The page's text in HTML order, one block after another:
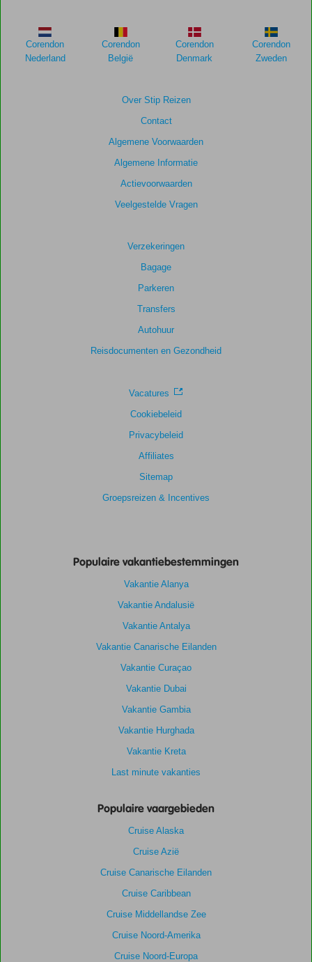
weergegeven
om
de
9,6
Kamers
8,4
Over Stip Reizen
Contact
Algemene Voorwaarden
Algemene Informatie
Actievoorwaarden
Veelgestelde Vragen
Verzekeringen
Bagage
Parkeren
Transfers
Autohuur
Reisdocumenten en Gezondheid
Vacatures
Cookiebeleid
Privacybeleid
Affiliates
Sitemap
Groepsreizen & Incentives
Corendon
Nederland
Corendon
België
Corendon
Denmark
Corendon
Zweden
Populaire vakantiebestemmingen
Vakantie Alanya
Vakantie Andalusië
Vakantie Antalya
Vakantie Canarische Eilanden
Vakantie Curaçao
Vakantie Dubai
Vakantie Gambia
Vakantie Hurghada
Vakantie Kreta
Last minute vakanties
Populaire vaargebieden
Cruise Alaska
Cruise Azië
Cruise Canarische Eilanden
Cruise Caribbean
Cruise Middellandse Zee
Cruise Noord-Amerika
Cruise Noord-Europa